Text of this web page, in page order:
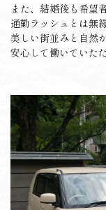
また、結婚後も希望
通勤ラッシュとは無
美しい街並みと自然
安心して働いていた